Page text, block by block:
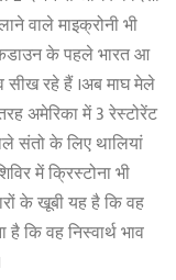
वाले माइक्रोनी भी
के पहले भारत आ
सीख रहे हैं ।अब माघ मेले
अमेरिका में 3 रेस्टोरेंट
संतो के लिए थालियां
में क्रिस्टोना भी
के खूबी यह है कि वह
कि वह निस्वार्थ भाव